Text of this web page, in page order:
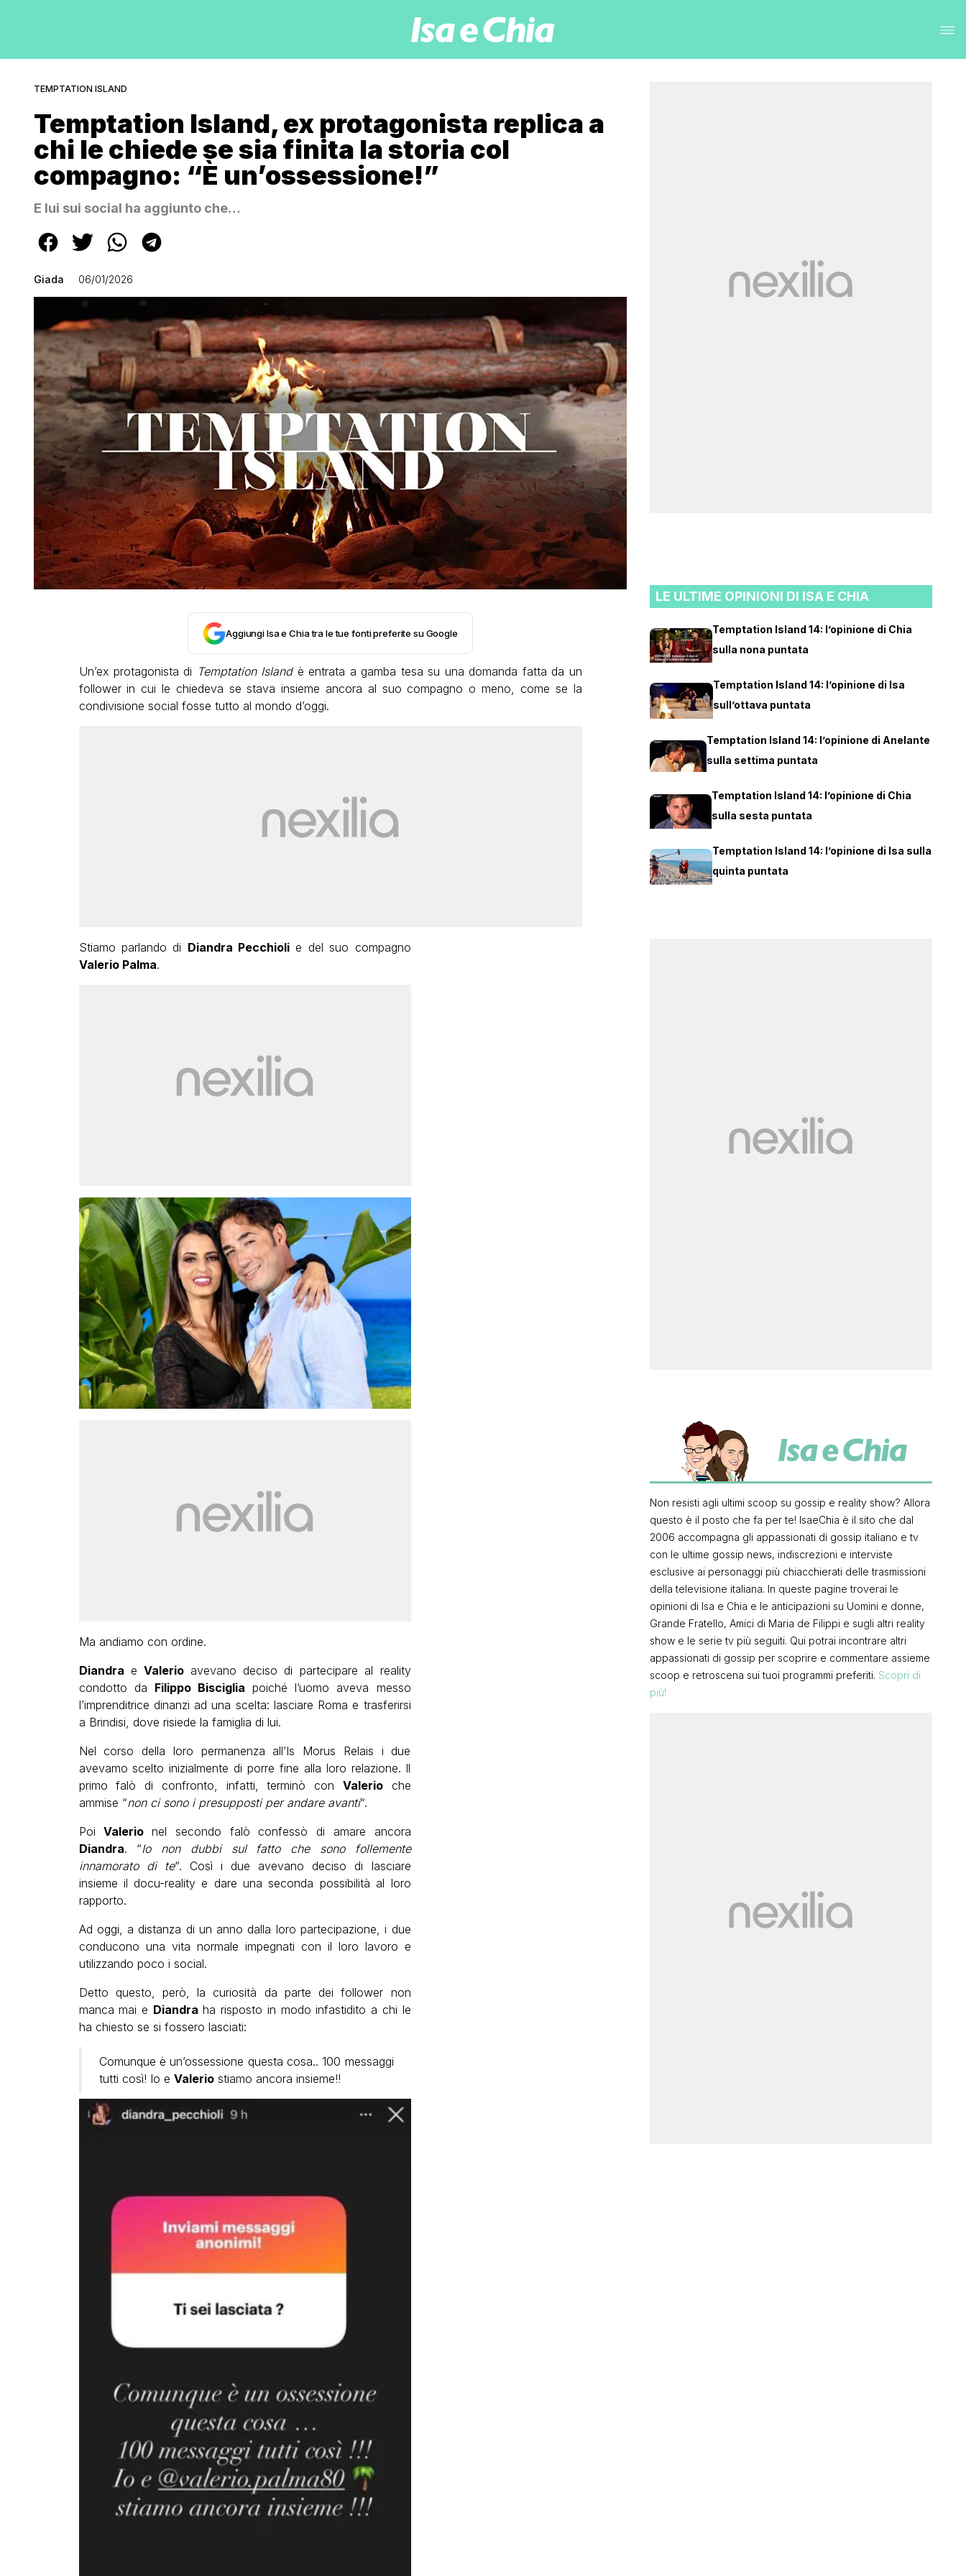
TEMPTATION ISLAND
Temptation Island, ex protagonista replica a
chi le chiede se sia finita la storia col
compagno: “È un’ossessione!”
E lui sui social ha aggiunto che…
Giada 06/01/2026
Aggiungi Isa e Chia tra le tue fonti preferite su Google
Un’ex protagonista di Temptation Islandè entrata a gamba tesa su una domanda fatta da un
follower in cui le chiedeva se stava insieme ancora al suo compagno o meno, come se la
condivisione social fosse tutto al mondo d’oggi.
Stiamo parlando di Diandra Pecchioli e del suo compagno
Valerio Palma.
Ma andiamo con ordine.
Diandra eValerio avevano deciso di partecipare al reality
condotto da Filippo Bisciglia poiché l’uomo aveva messo
l’imprenditrice dinanzi ad una scelta: lasciare Roma e trasferirsi
a Brindisi, dove risiede la famiglia di lui.
Nel corso della loro permanenza all’Is Morus Relais i due
avevamo scelto inizialmente di porre fine alla loro relazione. Il
primo falò di confronto, infatti, terminò con Valerioche
ammise “non ci sono i presupposti per andare avanti“.
PoiValerio nel secondo falò confessò di amare ancora
Diandra. “Io non dubbi sul fatto che sono follemente
innamorato di te“. Così i due avevano deciso di lasciare
insieme il docu-reality e dare una seconda possibilità al loro
rapporto.
Ad oggi, a distanza di un anno dalla loro partecipazione, i due
conducono una vita normale impegnati con il loro lavoro e
utilizzando poco i social.
Detto questo, però, la curiosità da parte dei follower non
manca mai e Diandra ha risposto in modo infastidito a chi le
ha chiesto se si fossero lasciati:
Comunque è un’ossessione questa cosa.. 100 messaggi
tutti così! Io e Valeriostiamo ancora insieme!!
LE ULTIME OPINIONI DI ISA E CHIA
Temptation Island 14: l’opinione di Chia
sulla nona puntata
Temptation Island 14: l’opinione di Isa
sull’ottava puntata
Temptation Island 14: l’opinione di Anelante
sulla settima puntata
Temptation Island 14: l’opinione di Chia
sulla sesta puntata
Temptation Island 14: l’opinione di Isa sulla
quinta puntata
Non resisti agli ultimi scoop su gossip e reality show? Allora
questo è il posto che fa per te! IsaeChia è il sito che dal
2006 accompagna gli appassionati di gossip italiano e tv
con le ultime gossip news, indiscrezioni e interviste
esclusive ai personaggi più chiacchierati delle trasmissioni
della televisione italiana. In queste pagine troverai le
opinioni di Isa e Chia e le anticipazioni su Uomini e donne,
Grande Fratello, Amici di Maria de Filippi e sugli altri reality
show e le serie tv più seguiti. Qui potrai incontrare altri
appassionati di gossip per scoprire e commentare assieme
scoop e retroscena sui tuoi programmi preferiti. Scopri di
più!